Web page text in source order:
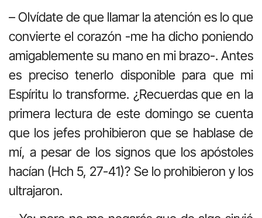
– Olvídate de que llamar la atención es lo que
convierte el corazón -me ha dicho poniendo
amigablemente su mano en mi brazo-. Antes
es preciso tenerlo disponible para que mi
Espíritu lo transforme. ¿Recuerdas que en la
primera lectura de este domingo se cuenta
que los jefes prohibieron que se hablase de
mí, a pesar de los signos que los apóstoles
hacían (Hch 5, 27-41)? Se lo prohibieron y los
ultrajaron.